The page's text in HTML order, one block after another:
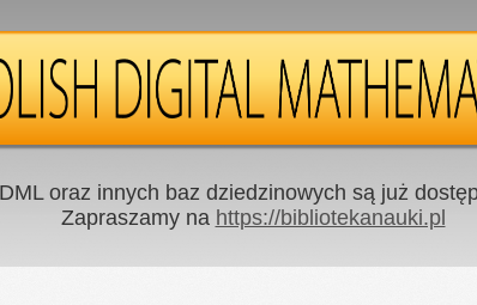
oraz innych baz dziedzinowych są już
Zapraszamy na https://bibliotekanauki.pl